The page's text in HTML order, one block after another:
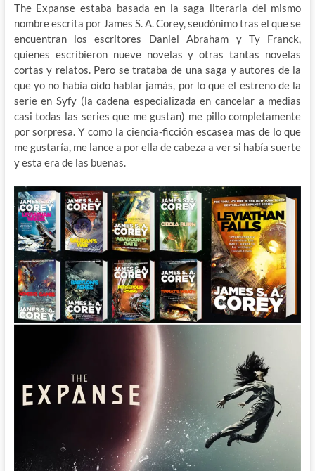
The Expanse estaba basada en la saga literaria del mismo
nombre escrita por James S. A. Corey, seudónimo tras el que se
encuentran los escritores Daniel Abraham y Ty Franck,
quienes escribieron nueve novelas y otras tantas novelas
cortas y relatos. Pero se trataba de una saga y autores de la
que yo no había oído hablar jamás, por lo que el estreno de la
serie en Syfy (la cadena especializada en cancelar a medias
casi todas las series que me gustan) me pillo completamente
por sorpresa. Y como la ciencia-ficción escasea mas de lo que
me gustaría, me lance a por ella de cabeza a ver si había suerte
y esta era de las buenas.